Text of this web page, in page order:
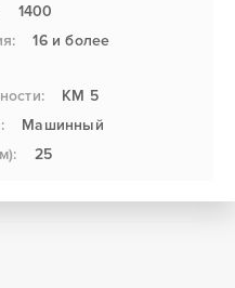
1400
16 и более
КМ 5
Машинный
25